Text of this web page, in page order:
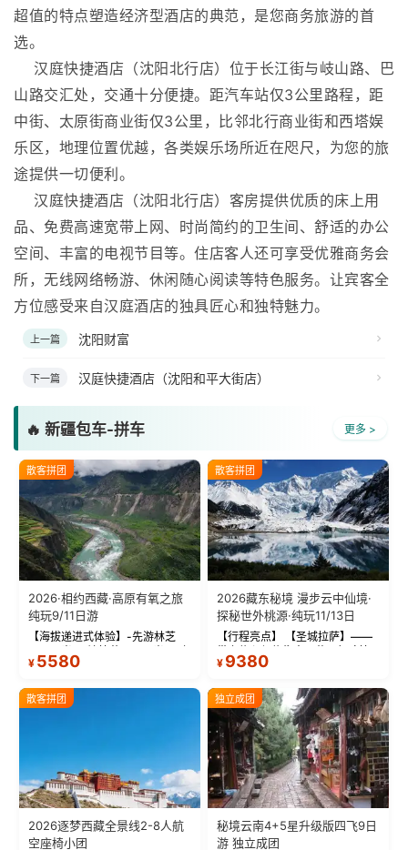
超值的特点塑造经济型酒店的典范，是您商务旅游的首
选。
汉庭快捷酒店（沈阳北行店）位于长江街与岐山路、巴
山路交汇处，交通十分便捷。距汽车站仅3公里路程，距
中街、太原街商业街仅3公里，比邻北行商业街和西塔娱
乐区，地理位置优越，各类娱乐场所近在咫尺，为您的旅
途提供一切便利。
汉庭快捷酒店（沈阳北行店）客房提供优质的床上用
品、免费高速宽带上网、时尚简约的卫生间、舒适的办公
空间、丰富的电视节目等。住店客人还可享受优雅商务会
所，无线网络畅游、休闲随心阅读等特色服务。让宾客全
方位感受来自汉庭酒店的独具匠心和独特魅力。
上一篇 沈阳财富
下一篇 汉庭快捷酒店（沈阳和平大街店）
🔥 新疆包车-拼车 更多 >
散客拼团
2026·相约西藏·高原有氧之旅
纯玩9/11日游
【海拔递进式体验】-先游林芝
测 99%游客零高反 。 【贴心保
反根本不是事儿 ！ 【无人机航
拍】-雪山/圣湖/...
¥ 5580
散客拼团
2026藏东秘境 漫步云中仙境·
探秘世外桃源·纯玩11/13日
【行程亮点】 【圣城拉萨】——
萨，感受这座城与生俱来的与众
城堡寺院于一体的宏伟建筑，是
西藏最完整的古代...
¥ 9380
散客拼团
2026逐梦西藏全景线2-8人航
空座椅小团
独立成团
秘境云南4+5星升级版四飞9日
游 独立成团